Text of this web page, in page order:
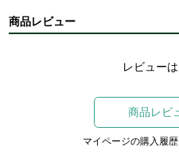
商品レビュー
レビュー
商品レビ
マイページの購入履